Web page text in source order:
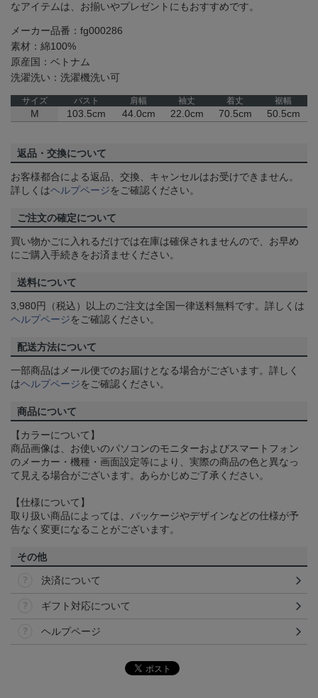
なアイテムは、お揃いやプレゼントにもおすすめです。
メーカー品番：fg000286
素材：綿100%
原産国：ベトナム
洗濯洗い：洗濯機洗い可
サイズ バスト 肩幅 袖丈 着丈 裾幅
M 103.5cm 44.0cm 22.0cm 70.5cm 50.5cm
返品・交換について
お客様都合による返品、交換、キャンセルはお受けできません。
詳しくはヘルプページをご確認ください。
ご注文の確定について
買い物かごに入れるだけでは在庫は確保されませんので、お早め
にご購入手続きをお済ませください。
送料について
3,980円（税込）以上のご注文は全国一律送料無料です。詳しくは
ヘルプページをご確認ください。
配送方法について
一部商品はメール便でのお届けとなる場合がございます。詳しく
はヘルプページをご確認ください。
商品について
【カラーについて】
商品画像は、お使いのパソコンのモニターおよびスマートフォン
のメーカー・機種・画面設定等により、実際の商品の色と異なっ
て見える場合がございます。あらかじめご了承ください。
【仕様について】
取り扱い商品によっては、パッケージやデザインなどの仕様が予
告なく変更になることがございます。
その他
決済について
ギフト対応について
ヘルプページ